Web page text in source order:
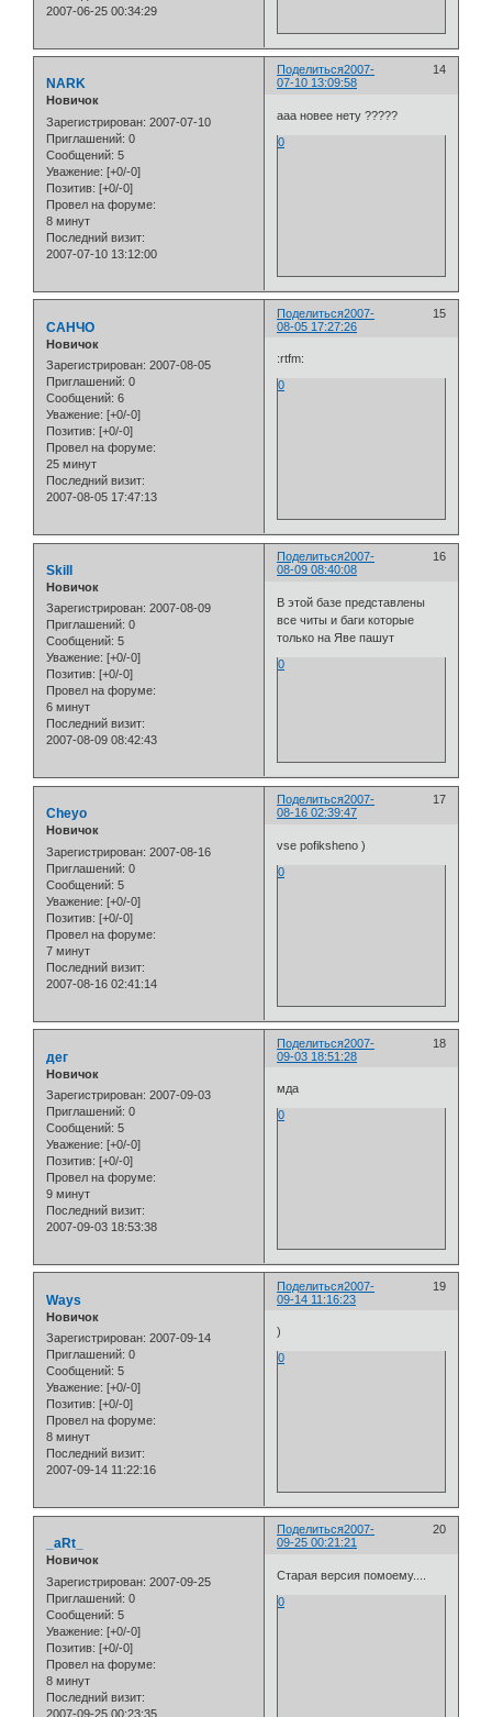
2007-06-25 00:34:29
Поделиться 14
2007-
07-10 13:09:58
NARK
Новичок
Зарегистрирован: 2007-07-10
Приглашений: 0
Сообщений: 5
Уважение: [+0/-0]
Позитив: [+0/-0]
Провел на форуме:
8 минут
Последний визит:
2007-07-10 13:12:00
ааа новее нету ?????
0
Поделиться 15
2007-
08-05 17:27:26
САНЧО
Новичок
Зарегистрирован: 2007-08-05
Приглашений: 0
Сообщений: 6
Уважение: [+0/-0]
Позитив: [+0/-0]
Провел на форуме:
25 минут
Последний визит:
2007-08-05 17:47:13
:rtfm:
0
Поделиться 16
2007-
08-09 08:40:08
Skill
Новичок
Зарегистрирован: 2007-08-09
Приглашений: 0
Сообщений: 5
Уважение: [+0/-0]
Позитив: [+0/-0]
Провел на форуме:
6 минут
Последний визит:
2007-08-09 08:42:43
В этой базе представлены
все читы и баги которые
только на Яве пашут
0
Поделиться 17
2007-
08-16 02:39:47
Cheyo
Новичок
Зарегистрирован: 2007-08-16
Приглашений: 0
Сообщений: 5
Уважение: [+0/-0]
Позитив: [+0/-0]
Провел на форуме:
7 минут
Последний визит:
2007-08-16 02:41:14
vse pofiksheno )
0
Поделиться 18
2007-
09-03 18:51:28
дег
Новичок
Зарегистрирован: 2007-09-03
Приглашений: 0
Сообщений: 5
Уважение: [+0/-0]
Позитив: [+0/-0]
Провел на форуме:
9 минут
Последний визит:
2007-09-03 18:53:38
мда
0
Поделиться 19
2007-
09-14 11:16:23
Ways
Новичок
Зарегистрирован: 2007-09-14
Приглашений: 0
Сообщений: 5
Уважение: [+0/-0]
Позитив: [+0/-0]
Провел на форуме:
8 минут
Последний визит:
2007-09-14 11:22:16
)
0
Поделиться 20
2007-
09-25 00:21:21
_aRt_
Новичок
Зарегистрирован: 2007-09-25
Приглашений: 0
Сообщений: 5
Уважение: [+0/-0]
Позитив: [+0/-0]
Провел на форуме:
8 минут
Последний визит:
2007-09-25 00:23:35
Старая версия помоему....
0